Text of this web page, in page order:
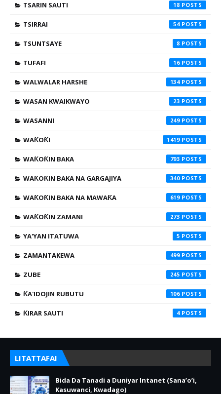
TSARIN SAUTI 18
TSIRRAI 54
TSUNTSAYE 8
TUFAFI 16
WALWALAR HARSHE 134
WASAN KWAIKWAYO 23
WASANNI 249
WAƘOƘI 1419
WAƘOƘIN BAKA 793
WAƘOƘIN BAKA NA GARGAJIYA 340
WAƘOƘIN BAKA NA MAWAƘA 619
WAƘOƘIN ZAMANI 273
YA'YAN ITATUWA 5
ZAMANTAKEWA 499
ZUBE 245
ƘA'IDOJIN RUBUTU 106
ƘIRAR SAUTI 4
LITATTAFAI
Bida Da Tanadi a Duniyar Intanet (Sana’o’i,
Kasuwanci, Kwadago)